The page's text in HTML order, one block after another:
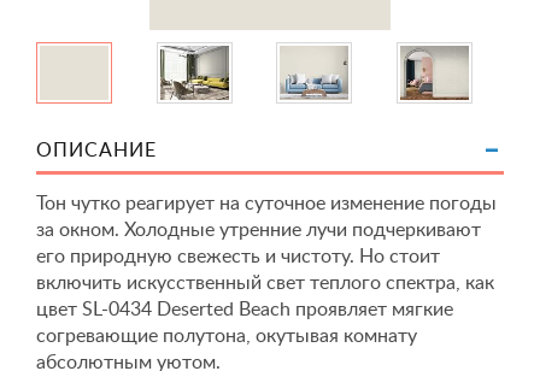
ОПИСАНИЕ
Тон чутко реагирует на суточное изменение погоды
за окном. Холодные утренние лучи подчеркивают
его природную свежесть и чистоту. Но стоит
включить искусственный свет теплого спектра, как
цвет SL-0434 Deserted Beach проявляет мягкие
согревающие полутона, окутывая комнату
абсолютным уютом.